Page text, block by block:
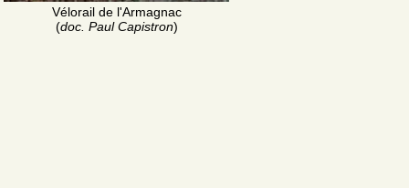
Vélorail de l'Armagnac
(doc. Paul Capistron)